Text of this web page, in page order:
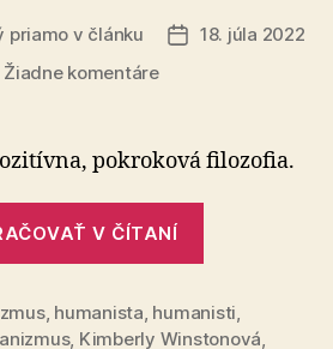
priamo v článku
Dátum
18. júla 2022
Žiadne komentárena
kongrese
pokroková filozofia.
V ČÍTANÍ
americkom
, humanista, humanisti,
, Kimberly Winstonová,